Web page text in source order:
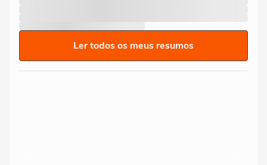
Ler todos os meus resumos